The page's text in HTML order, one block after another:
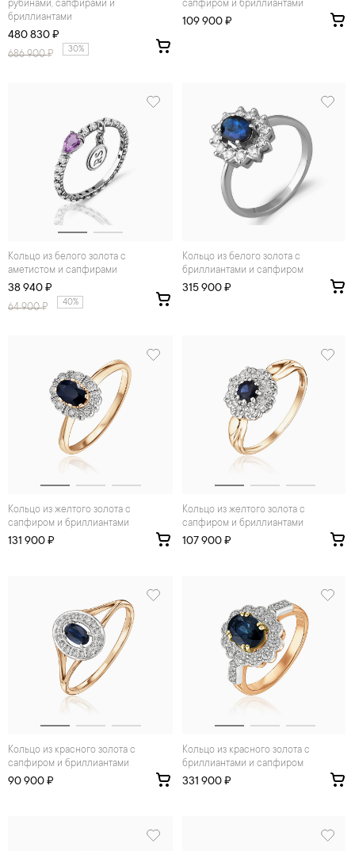
рубинами, сапфирами и
бриллиантами
480 830 ₽
686 900₽ 30%
сапфиром и бриллиантами
109 900 ₽
Кольцо из белого золота с
аметистом и сапфирами
38 940 ₽
64 900₽ 40%
Кольцо из белого золота с
бриллиантами и сапфиром
315 900 ₽
Кольцо из желтого золота с
сапфиром и бриллиантами
131 900 ₽
Кольцо из желтого золота с
сапфиром и бриллиантами
107 900 ₽
Кольцо из красного золота с
сапфиром и бриллиантами
90 900 ₽
Кольцо из красного золота с
бриллиантами и сапфиром
331 900 ₽